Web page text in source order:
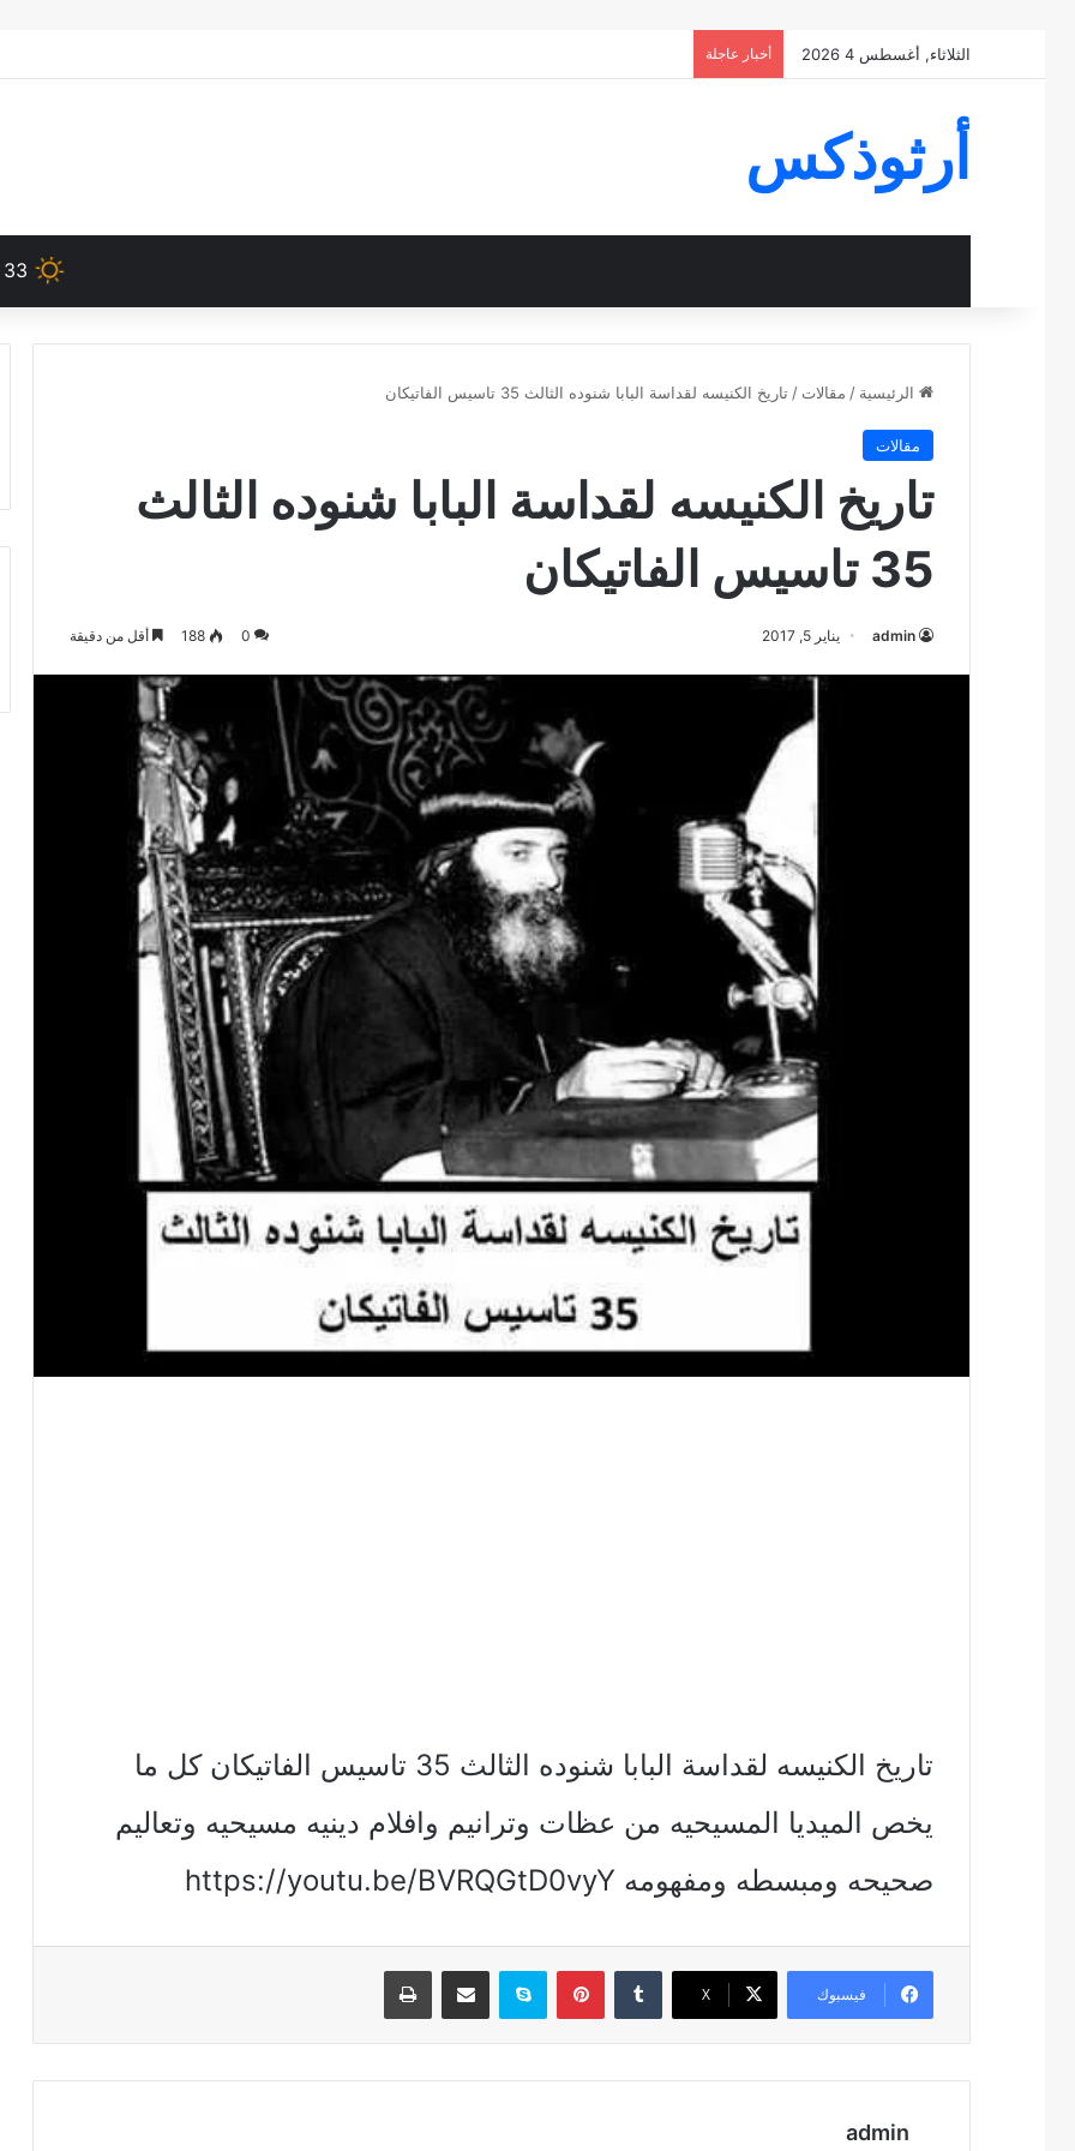
الثلاثاء, أغسطس 4 2026 أخبار عاجلة
أرثوذكس
33
الرئيسية / مقالات / تاريخ الكنيسه لقداسة البابا شنوده الثالث 35 تاسيس الفاتيكان
مقالات
تاريخ الكنيسه لقداسة البابا شنوده الثالث
35 تاسيس الفاتيكان
admin يناير 5, 2017 0
188 أقل من دقيقة
تاريخ الكنيسه لقداسة البابا شنوده الثالث 35 تاسيس الفاتيكان كل ما
يخص الميديا المسيحيه من عظات وترانيم وافلام دينيه مسيحيه وتعاليم
صحيحه ومبسطه ومفهومه https://youtu.be/BVRQGtD0vyY
فيسبوك ‫X
بينتيريستسكايب مشاركة عبر البريد طباعة
admin